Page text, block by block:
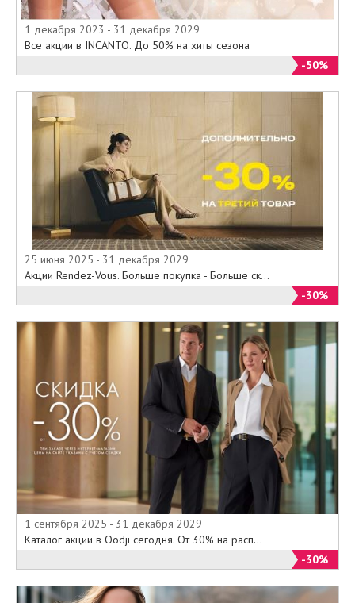
1 декабря 2023 - 31 декабря 2029
Все акции в INCANTO. До 50% на хиты сезона
-50%
25 июня 2025 - 31 декабря 2029
Акции Rendez-Vous. Больше покупка - Больше ск...
-30%
1 сентября 2025 - 31 декабря 2029
Каталог акции в Oodji сегодня. От 30% на расп...
-30%